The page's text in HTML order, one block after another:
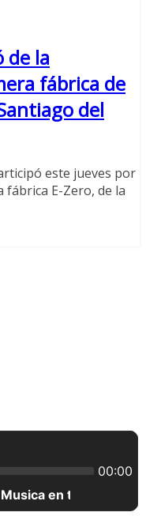
de la
fábrica de
del
este jueves por
fábrica E-Zero, de la